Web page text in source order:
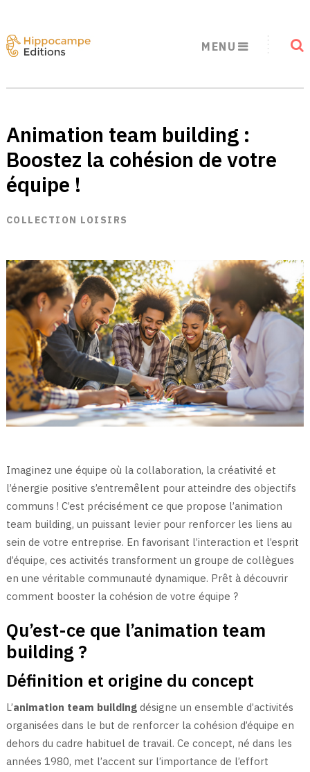
MENU
Animation team building :
Boostez la cohésion de votre
équipe !
COLLECTION LOISIRS
Imaginez une équipe où la collaboration, la créativité et
l’énergie positive s’entremêlent pour atteindre des objectifs
communs ! C’est précisément ce que propose l’animation
team building, un puissant levier pour renforcer les liens au
sein de votre entreprise. En favorisant l’interaction et l’esprit
d’équipe, ces activités transforment un groupe de collègues
en une véritable communauté dynamique. Prêt à découvrir
comment booster la cohésion de votre équipe ?
Qu’est-ce que l’animation team
building ?
Définition et origine du concept
L’animation team buildingdésigne un ensemble d’activités
organisées dans le but de renforcer la cohésion d’équipe en
dehors du cadre habituel de travail. Ce concept, né dans les
années 1980, met l’accent sur l’importance de l’effort